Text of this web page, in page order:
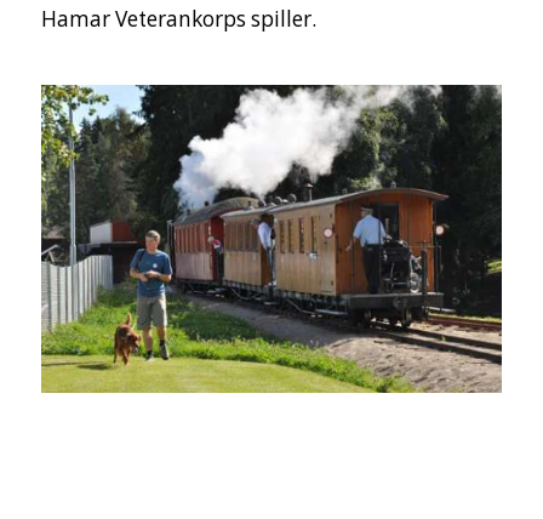
Hamar Veterankorps spiller.